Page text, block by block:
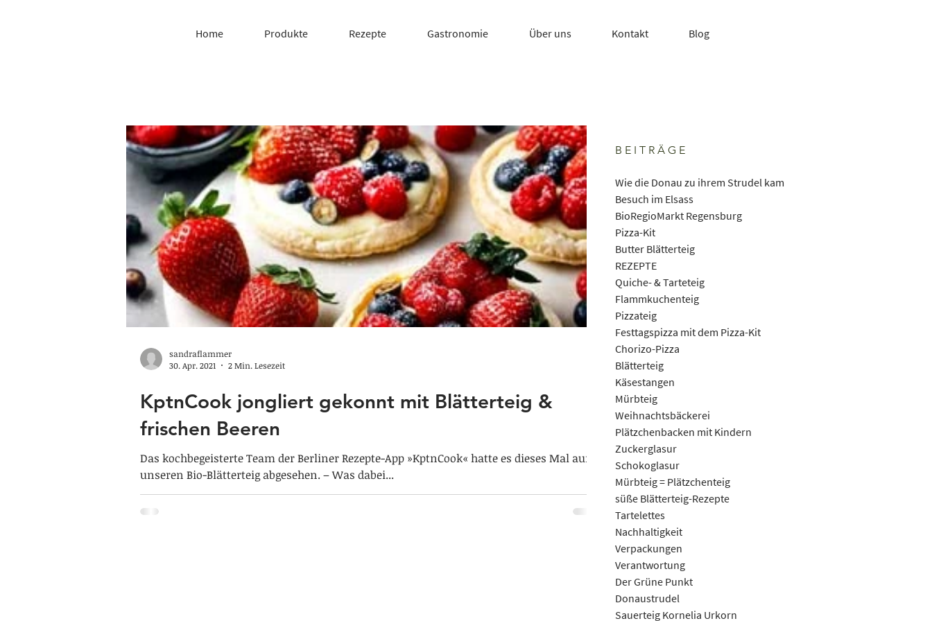
Home Produkte Rezepte Gastronomie Über uns Kontakt Blog
KptnCook jongliert gekonnt mit Blätterteig &
frischen Beeren
Das kochbegeisterte Team der Berliner Rezepte-App »KptnCook« hatte es dieses Mal auf
unseren Bio-Blätterteig abgesehen. – Was dabei...
sandraflammer
30. Apr. 2021
2 Min. Lesezeit
BEITRÄGE
Wie die Donau zu ihrem Strudel kam
Besuch im Elsass
BioRegioMarkt Regensburg
Pizza-Kit
Butter Blätterteig
REZEPTE
Quiche- & Tarteteig
Flammkuchenteig
Pizzateig
Festtagspizza mit dem Pizza-Kit
Chorizo-Pizza
Blätterteig
Käsestangen
Mürbteig
Weihnachtsbäckerei
Plätzchenbacken mit Kindern
Zuckerglasur
Schokoglasur
Mürbteig = Plätzchenteig
süße Blätterteig-Rezepte
Tartelettes
Nachhaltigkeit
Verpackungen
Verantwortung
Der Grüne Punkt
Donaustrudel
Sauerteig Kornelia Urkorn